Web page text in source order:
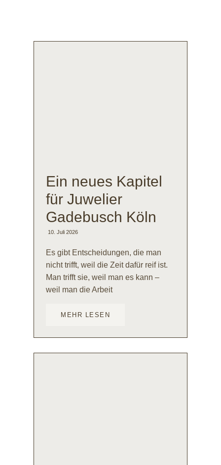
Ein neues Kapitel
für Juwelier
Gadebusch Köln
10. Juli 2026
Es gibt Entscheidungen, die man
nicht trifft, weil die Zeit dafür reif ist.
Man trifft sie, weil man es kann –
weil man die Arbeit
MEHR LESEN